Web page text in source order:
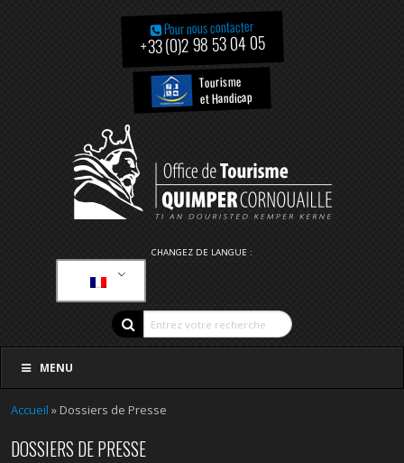
Pour nous contacter
+33 (0)2 98 53 04 05
Tourisme
et Handicap
CHANGEZ DE LANGUE :
MENU
Accueil » Dossiers de Presse
DOSSIERS DE PRESSE